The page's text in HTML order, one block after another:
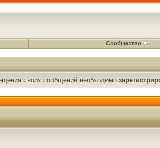
Сообщество
своих сообщений необходимо